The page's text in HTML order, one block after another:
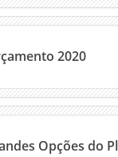
2020
Opções do